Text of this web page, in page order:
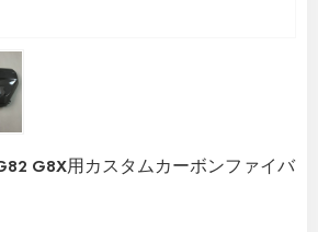
G8X用カスタムカーボンファイバ